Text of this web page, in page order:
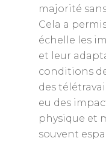
majorité
Cela a
échelle les
et leur
conditions
des
eu des
physique et
souvent